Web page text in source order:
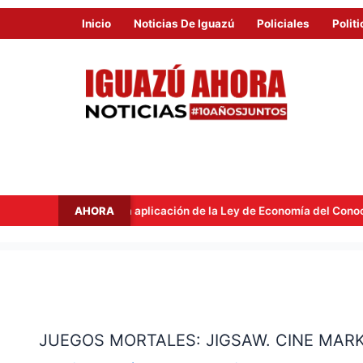
Inicio Noticias De Iguazú Policiales
AHORA
la aplicación de la Ley de Economía del Conocimiento
JUEGOS MORTALES: JIGSAW. CINE
JIGSAW.